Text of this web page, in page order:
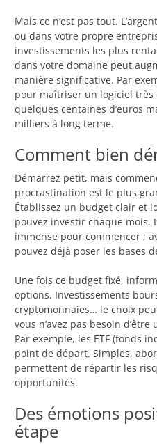
Mais ce n’est pas tout.
ou dans votre propre
investissements les plus
dans votre domaine peut
manière significative. Par
pour maîtriser un logiciel
quelques centaines d’euros
milliers à long terme.
Comment bien
Démarrez petit, mais
procrastination est le plus
Établissez un budget clair et
pouvez investir chaque mois.
immense pour commencer ;
pouvez déjà poser les bases
Une fois ce budget fixé,
options. Investissements
cryptomonnaies… le choix
vous n’avez pas besoin
Par exemple, les ETF (fonds
point de départ. Simples,
permettent de répartir les
opportunités.
Des émotions
étape